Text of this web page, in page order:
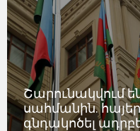
Շարունակվում
սահմանին.
գնդակոծել